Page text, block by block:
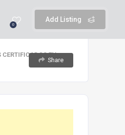
Add Listing
0
EN
Share